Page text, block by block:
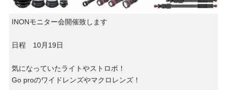
INONモニター会開催致します
日程 10月19日
気になっていたライトやストロボ！
Go proのワイドレンズやマクロレンズ！